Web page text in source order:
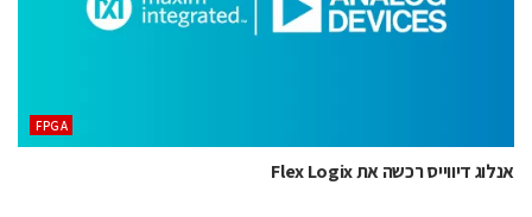
‫‪FPGA‬‬
אנלוג דיווייס רכשה את Flex Logix